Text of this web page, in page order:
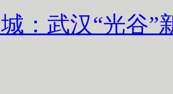
：武汉“光谷”